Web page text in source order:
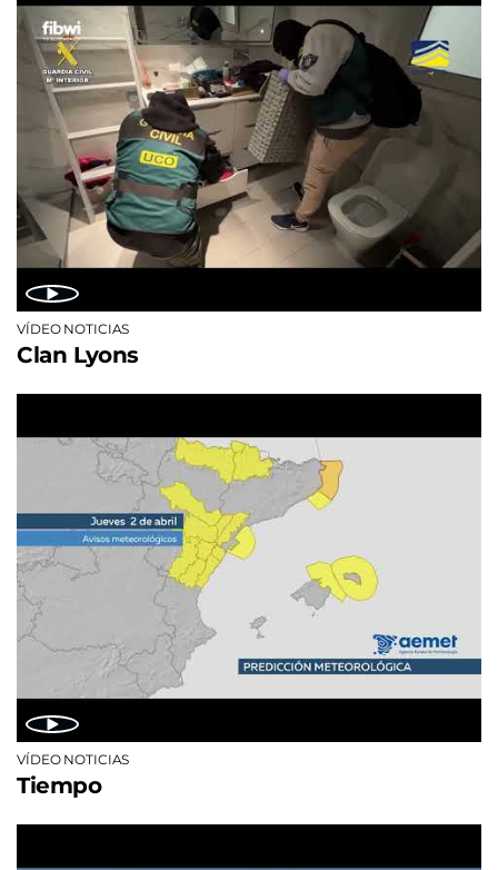
VÍDEO NOTICIAS
Clan Lyons
VÍDEO NOTICIAS
Tiempo